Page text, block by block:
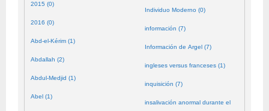
2015 (0)
2016 (0)
Abd-el-Kérim (1)
Abdallah (2)
Abdul-Medjid (1)
Abel (1)
Individuo Moderno (0)
información (7)
Información de Argel (7)
ingleses versus franceses (1)
inquisición (7)
insalivación anormal durante el